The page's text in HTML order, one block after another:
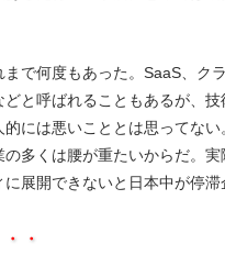
まで何度もあった。SaaS、
と呼ばれることもあるが、
には悪いこととは思ってな
多くは腰が重たいからだ。
展開できないと日本中が停
・